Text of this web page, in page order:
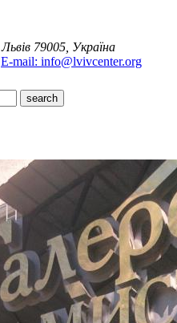
Львів 79005, Україна
E-mail: info@lvivcenter.org
search